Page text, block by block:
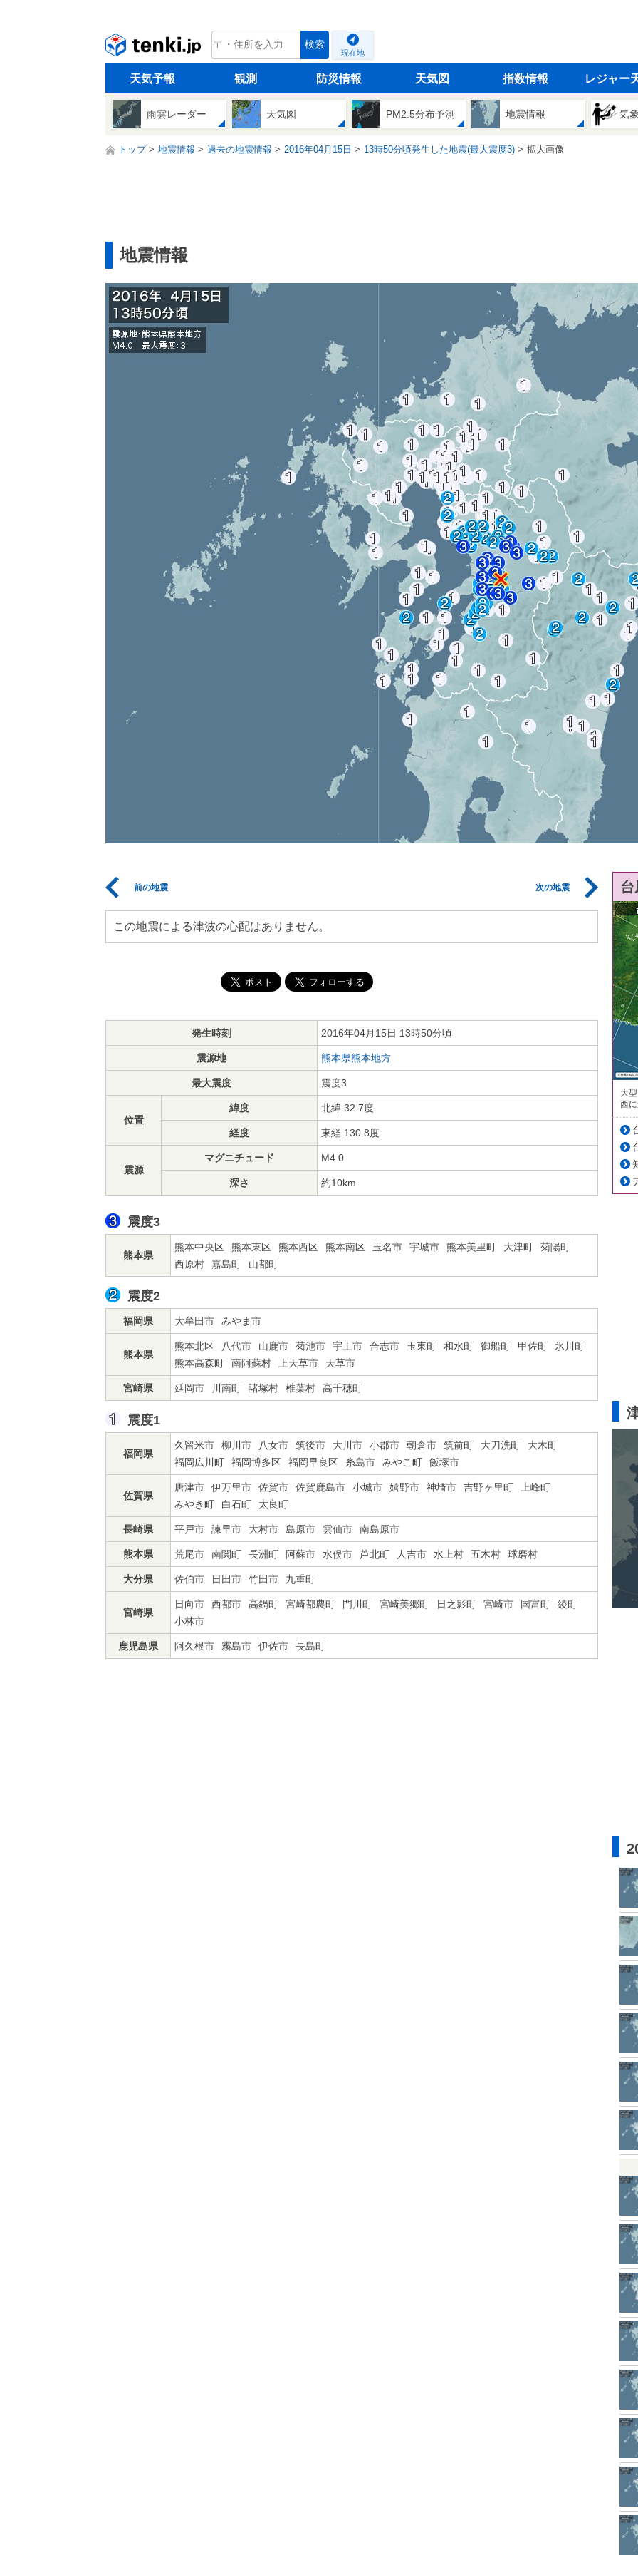
tenki.jp 検索
現在地
天気予報 観測 防災情報 天気図 指数情報 レジャー
雨雲レーダー 天気図 PM2.5分布予測 地震情報 気
トップ 地震情報 過去の地震情報 2016年04月15日 13時50分頃発生した地震(最大震度3) 拡大画像
地震情報
前の地震 次の地震
この地震による津波の心配はありません。
発生時刻 2016年04月15日 13時50分頃
震源地 熊本県熊本地方
最大震度 震度3
位置
緯度 北緯 32.7度
経度 東経 130.8度
震源
マグニチュード M4.0
深さ 約10km
震度3
熊本県
熊本中央区 熊本東区 熊本西区 熊本南区 玉名市 宇城市 熊本美里町 大津町
菊陽町
西原村
嘉島町 山都町
震度2
福岡県 大牟田市 みやま市
熊本県
熊本北区 八代市 山鹿市 菊池市 宇土市 合志市 玉東町 和水町 御船町 甲佐町
氷川町
熊本高森町
南阿蘇村 上天草市 天草市
宮崎県 延岡市 川南町 諸塚村 椎葉村 高千穂町
震度1
福岡県
久留米市 柳川市 八女市 筑後市 大川市 小郡市 朝倉市 筑前町 大刀洗町
大木町
福岡広川町
福岡博多区 福岡早良区 糸島市 みやこ町 飯塚市
佐賀県
唐津市 伊万里市 佐賀市 佐賀鹿島市 小城市 嬉野市 神埼市 吉野ヶ里町
上峰町
みやき町
白石町 太良町
長崎県 平戸市 諫早市 大村市 島原市 雲仙市 南島原市
熊本県 荒尾市 南関町 長洲町 阿蘇市 水俣市 芦北町 人吉市 水上村 五木村 球磨村
大分県 佐伯市 日田市 竹田市 九重町
宮崎県
日向市 西都市 高鍋町 宮崎都農町 門川町 宮崎美郷町 日之影町 宮崎市 国富町
綾町
小林市
鹿児島県 阿久根市 霧島市 伊佐市 長島町
大
西